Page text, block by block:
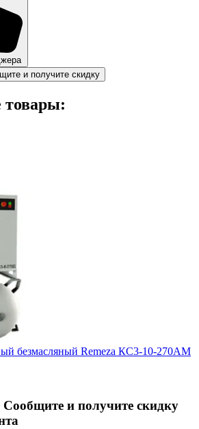
и получите скидку
товары:
безмасляный Remeza КС3-10-270АМ
и получите скидку